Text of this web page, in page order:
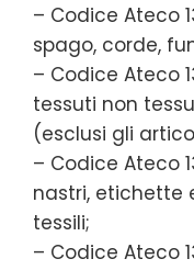
– Codice Ateco
spago, corde,
– Codice Ateco
tessuti non
(esclusi gli
– Codice Ateco
nastri, etichette
tessili;
– Codice Ateco